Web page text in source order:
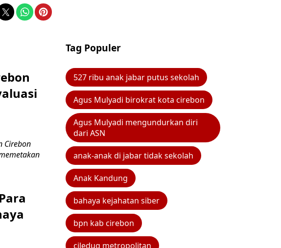
Cirebon
Tag Populer
527 ribu anak jabar putus sekolah
Agus Mulyadi birokrat kota cirebon
Agus Mulyadi mengundurkan diri
dari ASN
anak-anak di jabar tidak sekolah
Anak Kandung
bahaya kejahatan siber
bpn kab cirebon
ciledug metropolitan